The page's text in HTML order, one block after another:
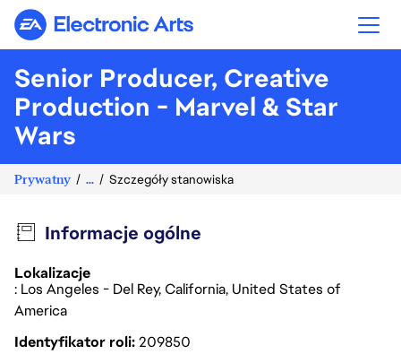
Electronic Arts
Senior Producer, Creative
Production - Marvel & Star
Wars
Prywatny ... Szczegóły stanowiska
Informacje ogólne
Lokalizacje
: Los Angeles - Del Rey, California, United States of
America
Identyfikator roli209850